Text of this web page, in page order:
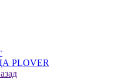
PLOVER